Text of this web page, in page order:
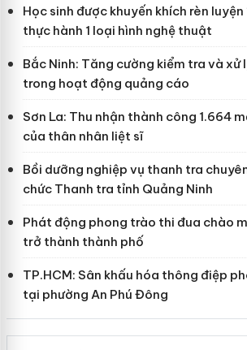
Học sinh được khuyến khích rèn
thực hành 1 loại hình nghệ thuật
Bắc Ninh: Tăng cường kiểm tra và xử
trong hoạt động quảng cáo
Sơn La: Thu nhận thành công 1.664
của thân nhân liệt sĩ
Bồi dưỡng nghiệp vụ thanh tra
chức Thanh tra tỉnh Quảng Ninh
Phát động phong trào thi đua chào
trở thành thành phố
TP.HCM: Sân khấu hóa thông điệp
tại phường An Phú Đông